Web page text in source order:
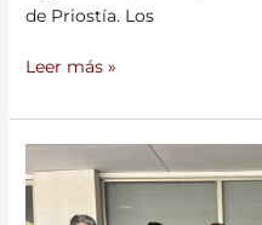
de Priostía. Los
Leer más »
a
la